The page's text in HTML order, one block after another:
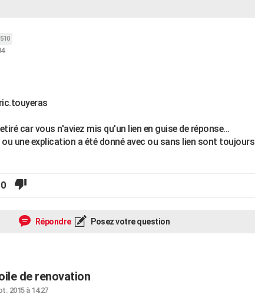
car vous n'aviez mis qu'un lien en guise de réponse...
une explication a été donné avec ou sans lien sont toujours
0
Répondre Posez votre question
de renovation
2015 à 14:27